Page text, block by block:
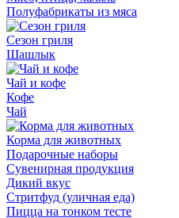
Полуфабрикаты из мяса
Сезон гриля
Шашлык
Чай и кофе
Кофе
Чай
Корма для животных
Подарочные наборы
Сувенирная продукция
Дикий вкус
Стритфуд (уличная еда)
Пицца на тонком тесте